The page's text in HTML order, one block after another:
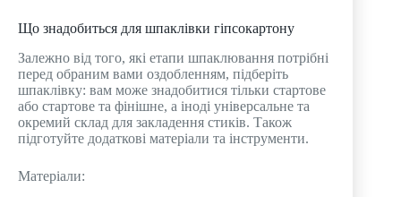
Що знадобиться для шпаклівки гіпсокартону
Залежно від того, які етапи шпаклювання потрібні
перед обраним вами оздобленням, підберіть
шпаклівку: вам може знадобитися тільки стартове
або стартове та фінішне, а іноді універсальне та
окремий склад для закладення стиків. Також
підготуйте додаткові матеріали та інструменти.
Матеріали: